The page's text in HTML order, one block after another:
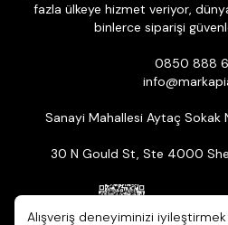
Alışveriş deneyiminizi
fazla ülkeye hizmet veriyor,
binlerce siparişi
0850 888
Sanayi Mahallesi Aytaç Sokak
30 N Gould St, Ste 4000